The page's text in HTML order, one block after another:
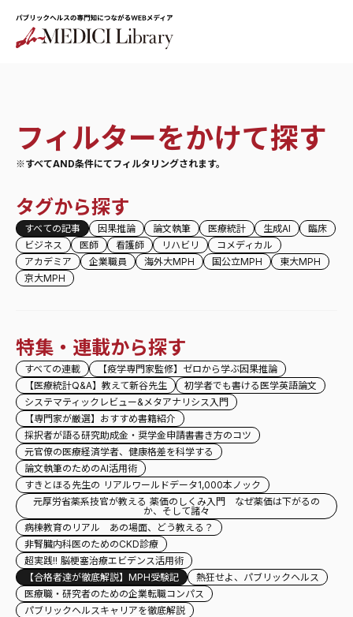
フィルターをかけて探す
※すべてAND条件にてフィルタリングされます。
タグから探す
すべての記事 因果推論 論文執筆 医療統計 生成AI
臨床
ビジネス
医師 看護師 リハビリ
コメディカル
アカデミア
企業職員 海外大MPH 国公立MPH
東大MPH
京大MPH
特集・連載から探す
すべての連載
【疫学専門家監修】ゼロから学ぶ因果推論
【医療統計Q&A】教えて新谷先生
初学者でも書ける医学英語論文
システマティックレビュー&メタアナリシス入門
【専門家が厳選】おすすめ書籍紹介
採択者が語る研究助成金・奨学金申請書書き方のコツ
元官僚の医療経済学者、健康格差を科学する
論文執筆のためのAI活用術
すきとほる先生の リアルワールドデータ1,000本ノック
元厚労省薬系技官が教える 薬価のしくみ入門 なぜ薬価は下がるの
か、そして諸々
病棟教育のリアル あの場面、どう教える？
非腎臓内科医のためのCKD診療
超実践!! 脳梗塞治療エビデンス活用術
【合格者達が徹底解説】MPH受験記
熱狂せよ、パブリックヘルス
医療職・研究者のための企業転職コンパス
パブリックヘルスキャリアを徹底解説